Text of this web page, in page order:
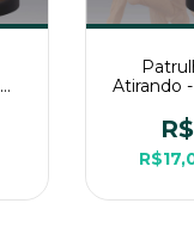
Atirando